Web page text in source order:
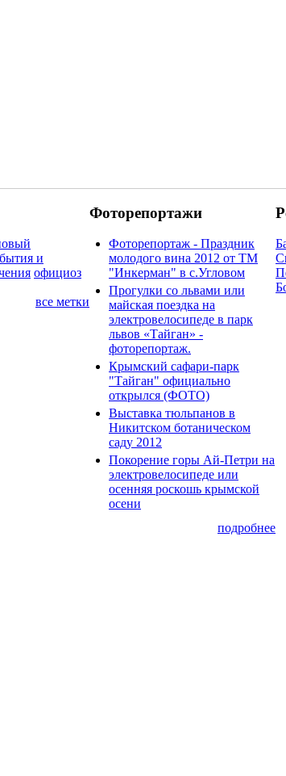
и
официоз
все метки
Фоторепортажи
Фоторепортаж - Праздник
молодого вина 2012 от ТМ
"Инкерман" в с.Угловом
Прогулки cо львами или
майская поездка на
электровелосипеде в парк
львов «Тайган» -
фоторепортаж.
Крымский сафари-парк
"Тайган" официально
открылся (ФОТО)
Выставка тюльпанов в
Никитском ботаническом
саду 2012
Покорение горы Ай-Петри на
электровелосипеде или
осенняя роскошь крымской
осени
подробнее